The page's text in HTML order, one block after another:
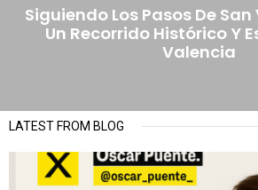
Siguiendo Los Pasos De
Un Recorrido Histórico Y
Valencia
LATEST FROM BLOG